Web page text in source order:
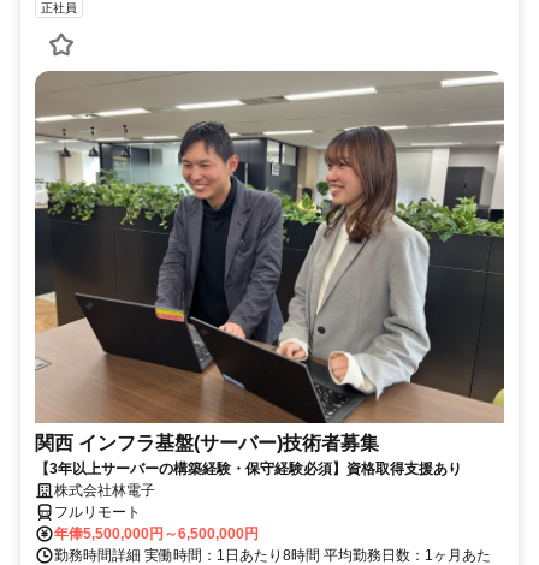
正社員
関西 インフラ基盤(サーバー)技術者募集
【3年以上サーバーの構築経験・保守経験必須】資格取得支援あり
株式会社林電子
フルリモート
年俸5,500,000円～6,500,000円
勤務時間詳細 実働時間：1日あたり8時間 平均勤務日数：1ヶ月あた